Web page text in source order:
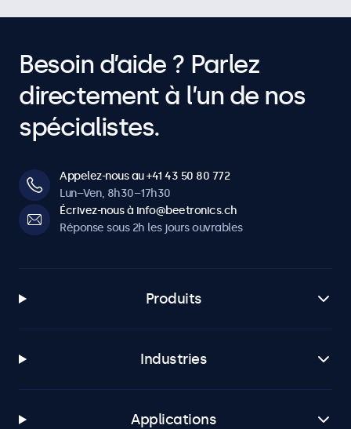
Besoin d’aide ? Parlez
directement à l’un de nos
spécialistes.
Appelez-nous au +41 43 50 80 772
Lun–Ven, 8h30–17h30
Écrivez-nous à info@beetronics.ch
Réponse sous 2h les jours ouvrables
Produits
Industries
Applications